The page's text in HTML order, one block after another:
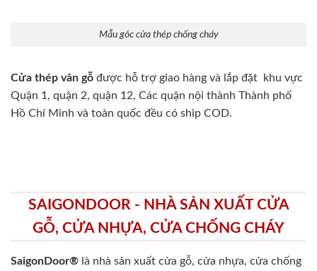
Mẫu góc cửa thép chống cháy
Cửa thép vân gỗ được hỗ trợ giao hàng và lắp đặt khu vực
Quận 1, quận 2, quận 12, Các quận nội thành Thành phố
Hồ Chí Minh và toàn quốc đều có ship COD.
SAIGONDOOR - NHÀ SẢN XUẤT CỬA
GỖ, CỬA NHỰA, CỬA CHỐNG CHÁY
SaigonDoor® là nhà sản xuất cửa gỗ, cửa nhựa, cửa chống